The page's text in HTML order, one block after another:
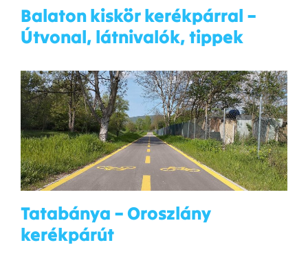
Balaton kiskör kerékpárral –
Útvonal, látnivalók, tippek
Tatabánya – Oroszlány
kerékpárút